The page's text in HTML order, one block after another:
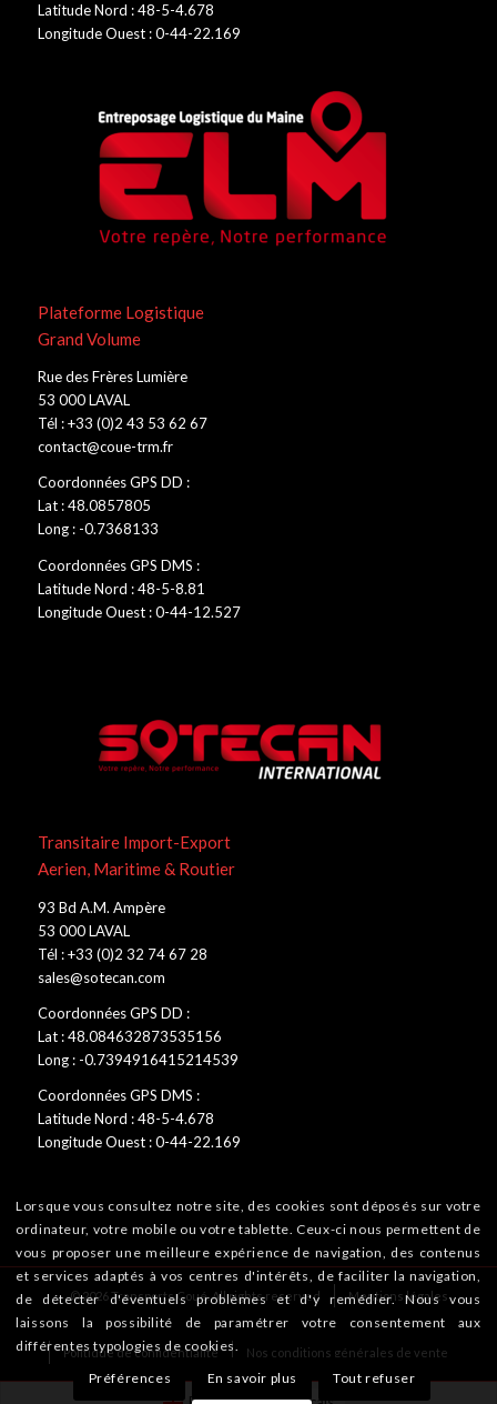
Latitude Nord : 48-5-4.678
Longitude Ouest : 0-44-22.169
Plateforme Logistique
Grand Volume
Rue des Frères Lumière
53 000 LAVAL
Tél : +33 (0)2 43 53 62 67
contact@coue-trm.fr
Coordonnées GPS DD :
Lat : 48.0857805
Long : -0.7368133
Coordonnées GPS DMS :
Latitude Nord : 48-5-8.81
Longitude Ouest : 0-44-12.527
Transitaire Import-Export
Aerien, Maritime & Routier
93 Bd A.M. Ampère
53 000 LAVAL
Tél : +33 (0)2 32 74 67 28
sales@sotecan.com
Coordonnées GPS DD :
Lat : 48.084632873535156
Long : -0.7394916415214539
Coordonnées GPS DMS :
Latitude Nord : 48-5-4.678
Longitude Ouest : 0-44-22.169
© 2026 Transports Coué. All rights reserved Mentions légales
Politique de confidentialité Nos conditions générales de vente
Lorsque vous consultez notre site, des cookies sont déposés sur votre
ordinateur, votre mobile ou votre tablette. Ceux-ci nous permettent de
vous proposer une meilleure expérience de navigation, des contenus
et services adaptés à vos centres d'intérêts, de faciliter la navigation,
de détecter d'éventuels problèmes et d'y remédier. Nous vous
laissons la possibilité de paramétrer votre consentement aux
différentes typologies de cookies.
Préférences
En savoir plus Tout refuser